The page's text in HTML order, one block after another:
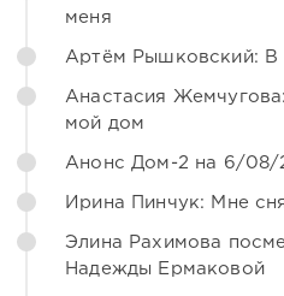
меня
Артём Рышковский: В
Анастасия
мой дом
Анонс Дом-2 на 6/08/
Ирина Пинчук: Мне
Элина Рахимова
Надежды Ермаковой